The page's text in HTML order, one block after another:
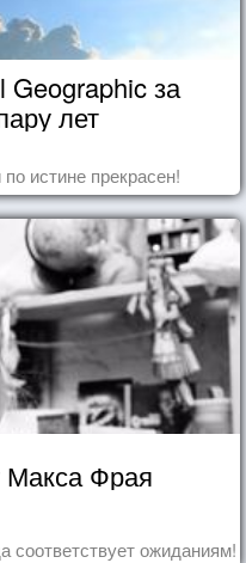
за
лет
истине прекрасен!
Макса Фрая
соответствует ожиданиям!